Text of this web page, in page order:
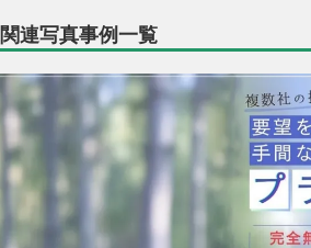
関連写真事例一覧